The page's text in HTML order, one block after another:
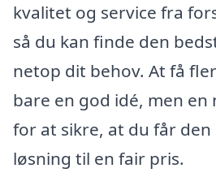
kvalitet og service fra
så du kan finde den
netop dit behov. At få
bare en god idé, men en
for at sikre, at du får
løsning til en fair pris.